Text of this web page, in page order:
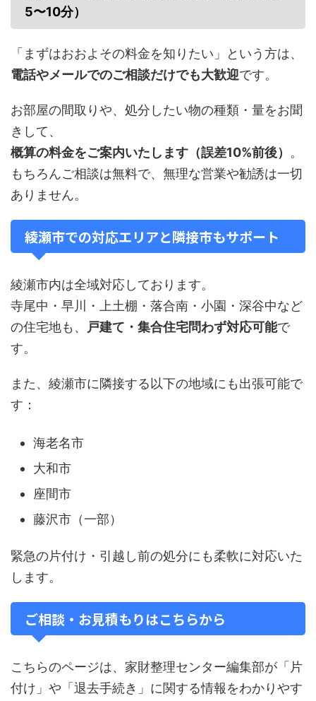
5〜10分）
「まずはおおよその料金を知りたい」という方は、
電話やメールでのご相談だけでも大歓迎です。
お部屋の間取りや、処分したい物の種類・量をお聞
きして、
概算の料金をご案内いたします（誤差10%前後） 。
もちろんご相談は無料で、無理な営業や勧誘は一切
ありません。
綾瀬市での対応エリアと隣接市もサポート
綾瀬市内は全域対応しております。
寺尾中・早川・上土棚・落合南・小園・深谷中など
の住宅地も、
戸建て・集合住宅問わず対応可能で
す。
また、綾瀬市に隣接する以下の地域にも出張可能で
す：
海老名市
大和市
座間市
藤沢市（一部）
緊急の片付け・引越し前の処分にも柔軟に対応いた
します。
ご相談・お見積もりはこちらから
こちらのページは、家財整理センター編集部が「片
付け」や「退去手続き」に関する情報をわかりやす